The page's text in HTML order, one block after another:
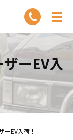
ーEV入
ーEV入荷！